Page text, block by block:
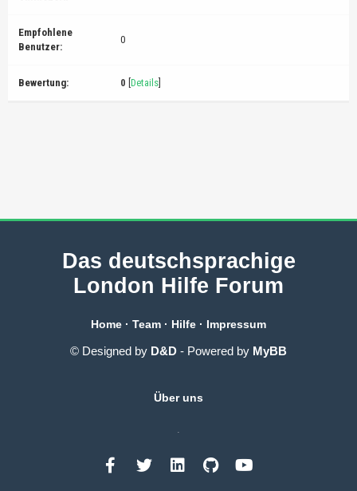
Empfohlene
Benutzer:
0
Bewertung: 0 Details
Das deutschsprachige
London Hilfe Forum
Home · Team · Hilfe · Impressum
© Designed by D&D - Powered by MyBB
Über uns
.